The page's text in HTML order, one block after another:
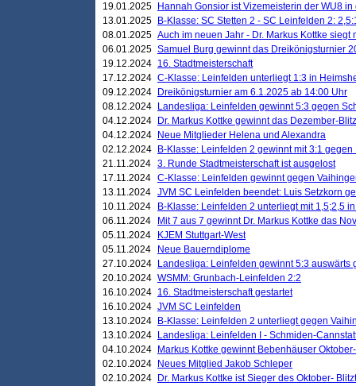
19.01.2025
Hannah Gonsior ist Vizemeisterin der WU8 in
13.01.2025
B-Klasse: SC Stetten 2 - SC Leinfelden 2:
08.01.2025 Auch im neuen Jahr - Dr. Markus Kottke
06.01.2025 Samuel Burg gewinnt das Dreikönigsturnier
19.12.2024 16. Stadtmeisterschaft
17.12.2024 C-Klasse: Leinfelden unterliegt 1:3 in
09.12.2024
Dreikönigsturnier am 6.1.2025 ab 14:00 Uhr
08.12.2024
Landesliga: Leinfelden gewinnt 5:3 gegen
04.12.2024
Dr. Markus Kottke gewinnt das Dezember-
04.12.2024
Neue Mitglieder Helena und Alexandra
02.12.2024
B-Klasse: Leinfelden 2 gewinnt mit 3:1
21.11.2024 3. Runde Stadtmeisterschaft ist ausgelost
17.11.2024 C-Klasse: Leinfelden gewinnt gegen
13.11.2024 JVM SC Leinfelden beendet: Luis Setzkorn
10.11.2024
B-Klasse: Leinfelden 2 unterliegt mit 1,5;2,5
06.11.2024
Mit 7 aus 7 gewinnt Dr. Markus Kottke das
05.11.2024
KJEM Stuttgart-West
05.11.2024
Neue Bauerndiplome
27.10.2024
Landesliga: Leinfelden gewinnt 5:3 auswärts
20.10.2024 WSMM: Grunbach-Leinfelden 2:2
16.10.2024 16. Stadtmeisterschaft gestartet
16.10.2024 JVM SC Leinfelden
13.10.2024
B-Klasse: Leinfelden 2 unterliegt gegen
13.10.2024
Landesliga: Leinfelden I - Schmiden-
04.10.2024
Markus Kottke gewinnt Bebenhäuser
02.10.2024
Neues Mitglied Jakob Schleper
02.10.2024
Dr. Markus Kottke ist Sieger des Oktober-